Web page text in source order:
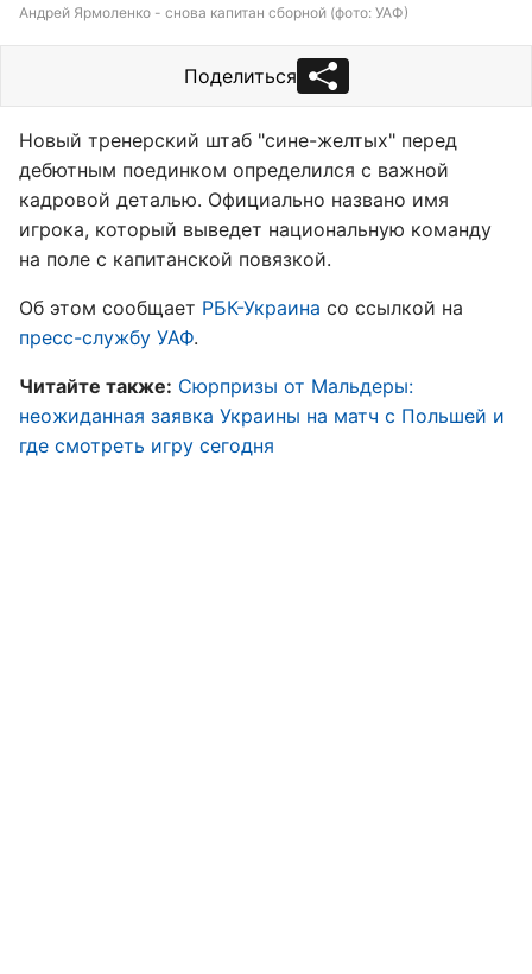
Андрей Ярмоленко - снова капитан сборной (фото: УАФ)
Поделиться
Новый тренерский штаб "сине-желтых" перед
дебютным поединком определился с важной
кадровой деталью. Официально названо имя
игрока, который выведет национальную команду
на поле с капитанской повязкой.
Об этом сообщает РБК-Украина со ссылкой на
пресс-службу УАФ.
Читайте также: Сюрпризы от Мальдеры:
неожиданная заявка Украины на матч с Польшей и
где смотреть игру сегодня